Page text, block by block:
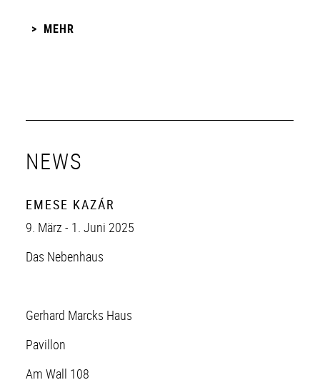
MEHR
NEWS
EMESE KAZÁR
9. März - 1. Juni 2025
Das Nebenhaus
Gerhard Marcks Haus
Pavillon
Am Wall 108